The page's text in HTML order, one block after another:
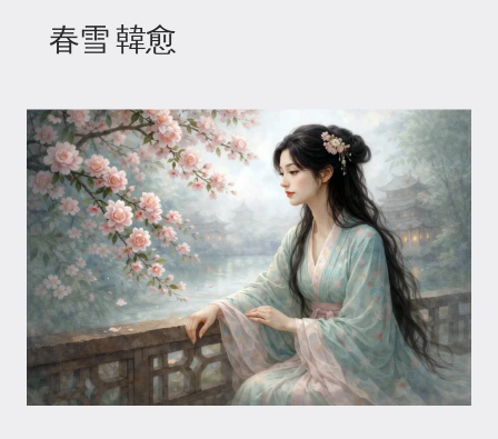
春雪 韓愈